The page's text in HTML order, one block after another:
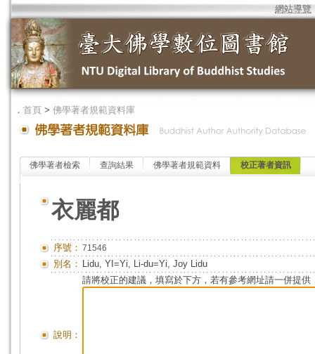
網站導覽
． 首頁 > 佛學著者規範資料庫
佛學著者檢索 查詢結果 佛學著者規範資料 校正著者資訊
衣麗都
序號： 71546
別名： Lidu, YI=Yi, Li-du=Yi, Joy Lidu
說明：
請將校正的建議，填寫於下方，若有參考網址請一併提供